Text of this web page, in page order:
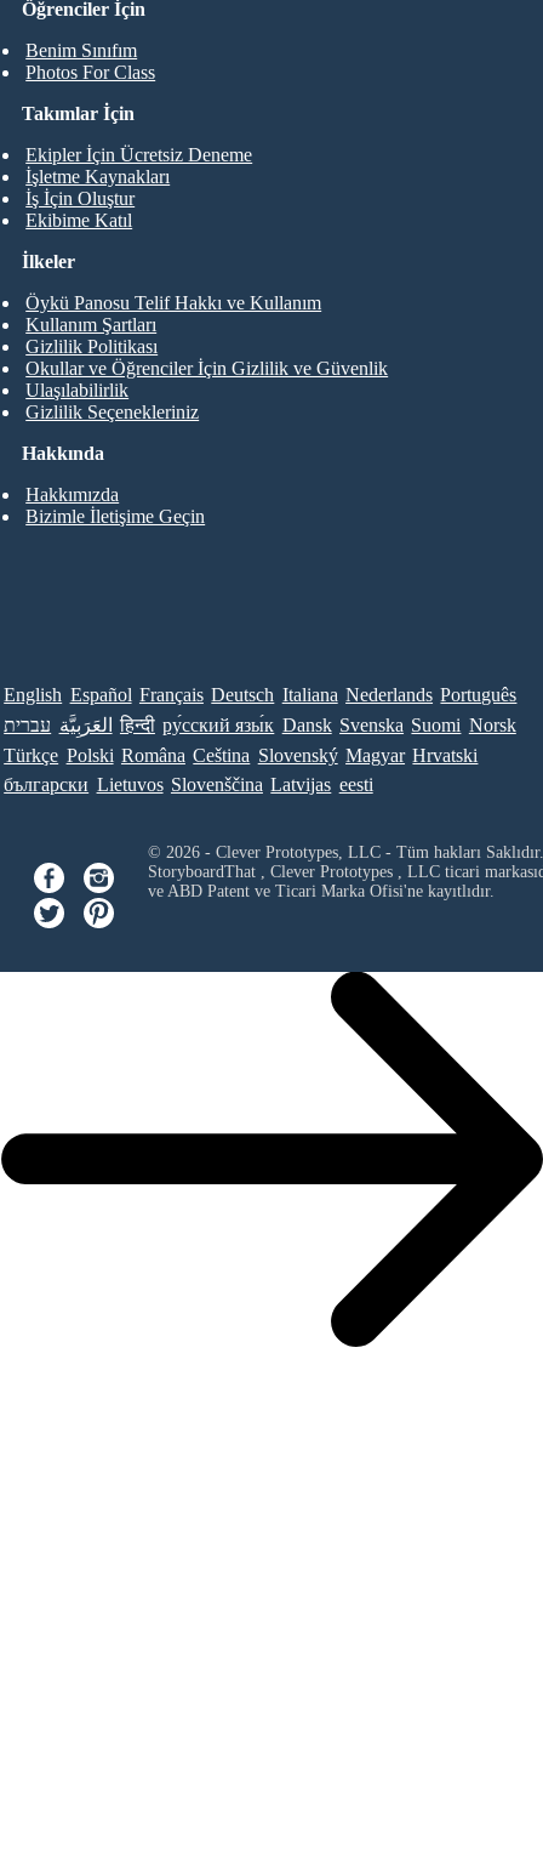
Öğrenciler İçin
Benim Sınıfım
Photos For Class
Takımlar İçin
Ekipler İçin Ücretsiz Deneme
İşletme Kaynakları
İş İçin Oluştur
Ekibime Katıl
Hakkında
Hakkımızda
Bizimle İletişime Geçin
İlkeler
Öykü Panosu Telif Hakkı ve Kullanım
Kullanım Şartları
Gizlilik Politikası
Okullar ve Öğrenciler İçin Gizlilik ve Güvenlik
Ulaşılabilirlik
Gizlilik Seçenekleriniz
English Español Français Deutsch Italiana Nederlands Português
עברית العَرَبِيَّة हिन्दी ру́сский язы́к Dansk Svenska Suomi Norsk
Türkçe Polski Româna Ceština Slovenský Magyar Hrvatski
български Lietuvos Slovenščina Latvijas eesti
© 2026 - Clever Prototypes, LLC - Tüm hakları Saklıdır.
StoryboardThat , Clever Prototypes , LLCticari
ve ABD Patent ve Ticari Marka Ofisi'ne kayıtlıdır.